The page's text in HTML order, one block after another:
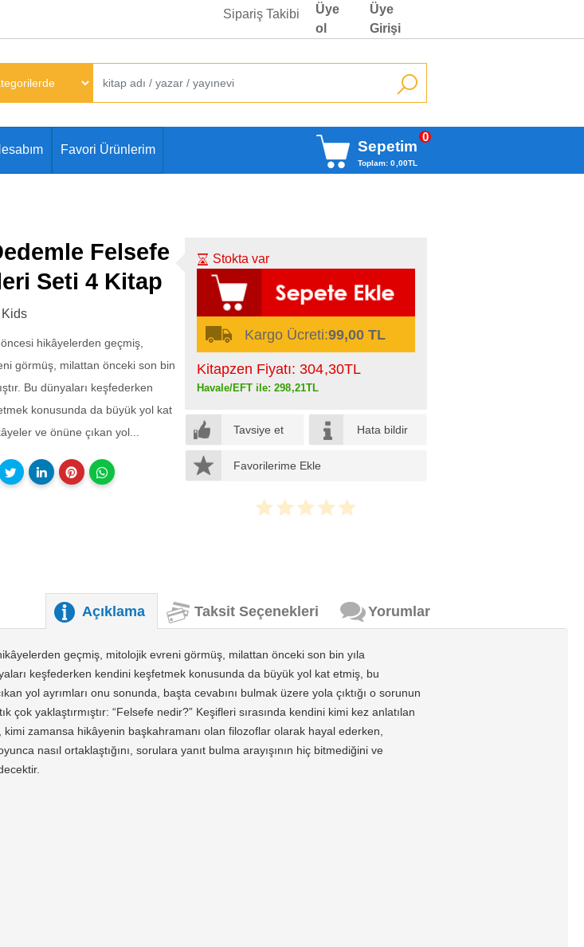
Sipariş Takibi
Üye
ol
Üye
Girişi
Favori Ürünlerim Sepetim
Toplam: 0 ,00TL
0
Felsefe
Seti 4 Kitap
Kids
hikâyelerden geçmiş,
görmüş, milattan önceki son bin
Bu dünyaları keşfederken
konusunda da büyük yol kat
ve önüne çıkan yol...
Stokta var
Kargo Ücreti:99,00 TL
Kitapzen Fiyatı: 304,30TL
Havale/EFT ile: 298,21TL
Tavsiye et Hata bildir
Favorilerime Ekle
Açıklama Taksit Seçenekleri Yorumlar
geçmiş, mitolojik evreni görmüş, milattan önceki son bin yıla
keşfederken kendini keşfetmek konusunda da büyük yol kat etmiş, bu
yol ayrımları onu sonunda, başta cevabını bulmak üzere yola çıktığı o sorunun
çok yaklaştırmıştır: “Felsefe nedir?” Keşifleri sırasında kendini kimi kez anlatılan
kimi zamansa hikâyenin başkahramanı olan filozoflar olarak hayal ederken,
nasıl ortaklaştığını, sorulara yanıt bulma arayışının hiç bitmediğini ve